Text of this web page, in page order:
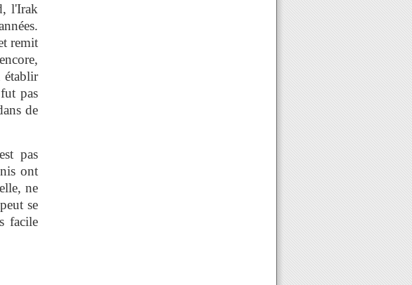
l'Irak
remit
établir
pas
de
pas
ont
ne
se
facile